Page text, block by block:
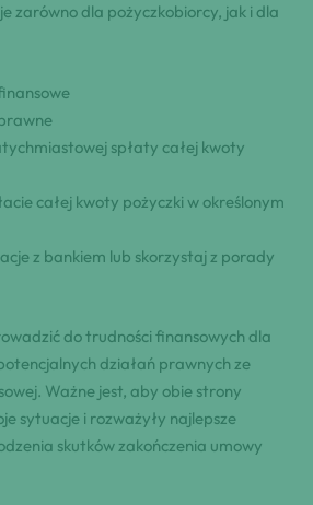
zarówno dla pożyczkobiorcy, jak i dla
spłaty całej kwoty
całej kwoty pożyczki w określonym
z bankiem lub skorzystaj z porady
do trudności finansowych dla
działań prawnych ze
Ważne jest, aby obie strony
sytuacje i rozważyły najlepsze
skutków zakończenia umowy